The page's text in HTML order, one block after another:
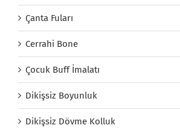
Çanta Fuları
Cerrahi Bone
Çocuk Buff İmalatı
Dikişsiz Boyunluk
Dikişsiz Dövme Kolluk